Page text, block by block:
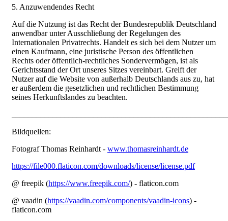
5. Anzuwendendes Recht
Auf die Nutzung ist das Recht der Bundesrepublik Deutschland
anwendbar unter Ausschließung der Regelungen des
Internationalen Privatrechts. Handelt es sich bei dem Nutzer um
einen Kaufmann, eine juristische Person des öffentlichen
Rechts oder öffentlich-rechtliches Sondervermögen, ist als
Gerichtsstand der Ort unseres Sitzes vereinbart. Greift der
Nutzer auf die Website von außerhalb Deutschlands aus zu, hat
er außerdem die gesetzlichen und rechtlichen Bestimmung
seines Herkunftslandes zu beachten.
Bildquellen:
Fotograf Thomas Reinhardt - www.thomasreinhardt.de
https://file000.flaticon.com/downloads/license/license.pdf
@ freepik (https://www.freepik.com/) - flaticon.com
@ vaadin (https://vaadin.com/components/vaadin-icons) -
flaticon.com